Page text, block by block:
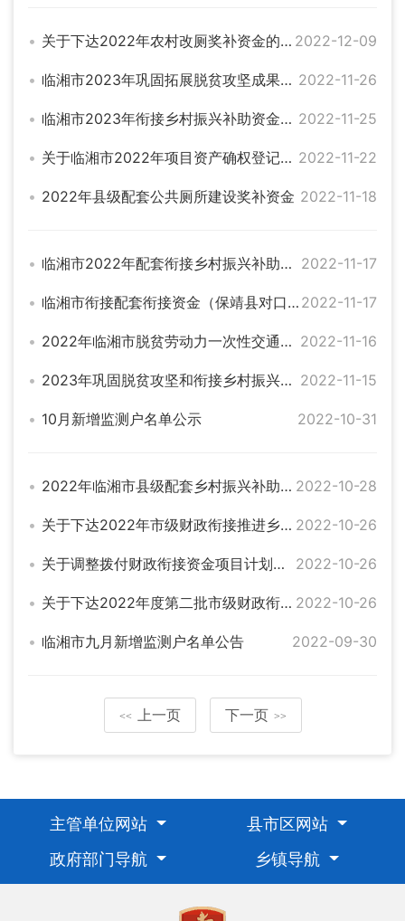
关于下达2022年农村改厕奖补资金的通知（湘财预[2022]26号） 2022-12-09
临湘市2023年巩固拓展脱贫攻坚成果和衔接乡村振兴项目入库计划公示 2022-11-26
临湘市2023年衔接乡村振兴补助资金项目入库公告 2022-11-25
关于临湘市2022年项目资产确权登记公示（1） 2022-11-22
2022年县级配套公共厕所建设奖补资金 2022-11-18
临湘市2022年配套衔接乡村振兴补助资金（粮食生产） 2022-11-17
临湘市衔接配套衔接资金（保靖县对口帮扶2） 2022-11-17
2022年临湘市脱贫劳动力一次性交通补贴和帮扶车间稳岗就业补贴 2022-11-16
2023年巩固脱贫攻坚和衔接乡村振兴项目入库情况公示 2022-11-15
10月新增监测户名单公示 2022-10-31
2022年临湘市县级配套乡村振兴补助资金（抗旱） 2022-10-28
关于下达2022年市级财政衔接推进乡村振兴补助资金的通知（湘财预[2022]239号） 2022-10-26
关于调整拨付财政衔接资金项目计划的通知 2022-10-26
关于下达2022年度第二批市级财政衔接推进乡村振兴补助资金的通知 2022-10-26
临湘市九月新增监测户名单公告 2022-09-30
<< 上一页 下一页 >>
主管单位网站
县市区网站
政府部门导航
乡镇导航